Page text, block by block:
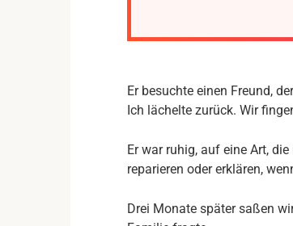
Er besuchte einen Freund,
Ich lächelte zurück. Wir
Er war ruhig, auf eine Art,
reparieren oder erklären,
Drei Monate später saßen